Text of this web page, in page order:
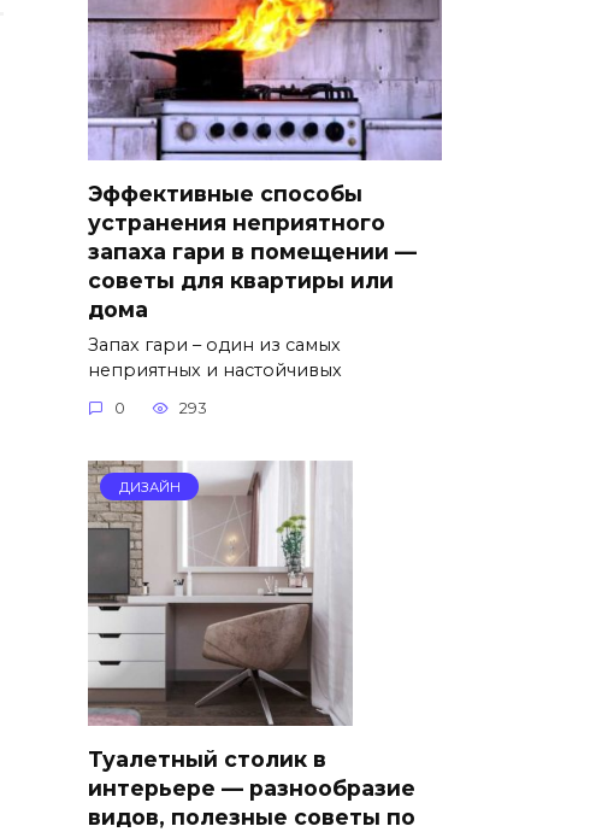
Эффективные способы
устранения неприятного
запаха гари в помещении —
советы для квартиры или
дома
Запах гари – один из самых
неприятных и настойчивых
0 293
ДИЗАЙН
Туалетный столик в
интерьере — разнообразие
видов, полезные советы по